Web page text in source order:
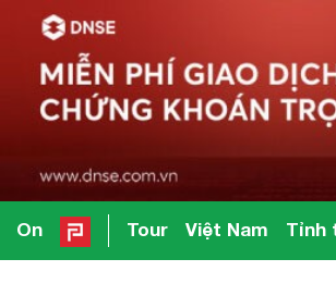
On Tour Việt Nam Tỉnh